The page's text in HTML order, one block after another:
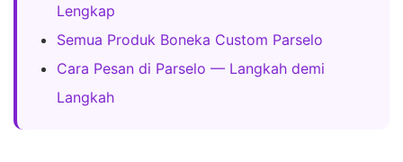
Lengkap
Semua Produk Boneka Custom Parselo
Cara Pesan di Parselo — Langkah demi
Langkah